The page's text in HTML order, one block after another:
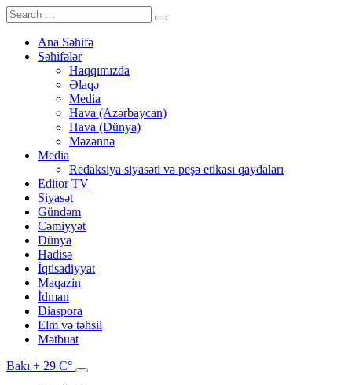
Ana Səhifə
Səhifələr
Haqqımızda
Əlaqə
Media
Hava (Azərbaycan)
Hava (Dünya)
Məzənnə
Media
Redaksiya siyasəti və peşə etikası qaydaları
Editor TV
Siyasət
Gündəm
Cəmiyyət
Dünya
Hadisə
İqtisadiyyat
Maqazin
İdman
Diaspora
Elm və təhsil
Mətbuat
Bakı + 29 C°